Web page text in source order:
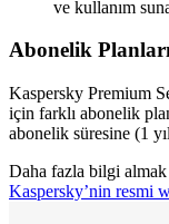
ve kullanım
Abonelik
Kaspersky Premium
için farklı abonelik
abonelik süresine (1
Daha fazla bilgi
Kaspersky’nin resmi